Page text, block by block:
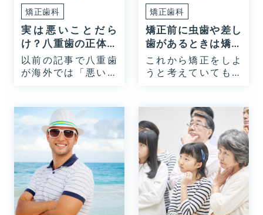
矯正歯科
実は悪いことだら
け？八重歯の正体と
デメリット
以前の記事で八重歯
が海外では「悪い歯
矯正歯科
矯正前に虫歯や差し
歯があるときは矯正
できるの？
これから矯正をしよ
うと考えていても、